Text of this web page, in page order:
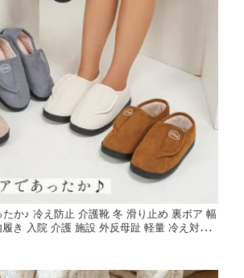
たか♪ 冷え防止 介護靴 冬 滑り止め 裏ボア 幅
き 入院 介護 施設 外反母趾 軽量 冷え対策
もこ 防寒ブーツ お年寄り 高齢者 敬老の日
ンフォートシューズ 靴 歩きやすい